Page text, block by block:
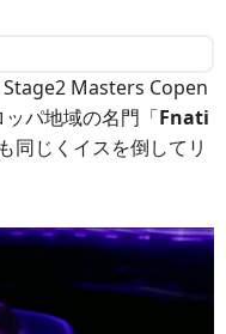
Stage2 Masters Copen
パ地域の名門「Fnati
同じくイスを倒してリ